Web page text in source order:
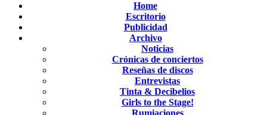
Home
Escritorio
Publicidad
Archivo
Noticias
Crónicas de conciertos
Reseñas de discos
Entrevistas
Tinta & Decibelios
Girls to the Stage!
Rumiaciones